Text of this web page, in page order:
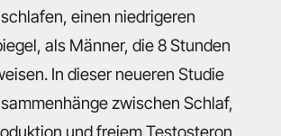
einen niedrigeren
als Männer, die 8 Stunden
In dieser neueren Studie
zwischen Schlaf,
und freiem Testosteron